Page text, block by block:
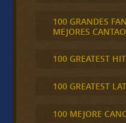
100 GRANDES
MEJORES
100 GREATEST
100 GREATEST
100 MEJORE